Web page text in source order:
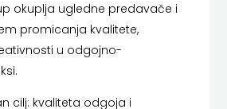
okuplja ugledne predavače i
promicanja kvalitete,
u odgojno-
cilj: kvaliteta odgoja i